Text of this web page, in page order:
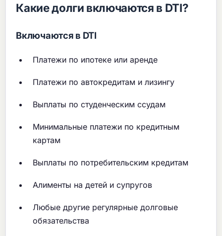
Какие долги включаются в DTI?
Включаются в DTI
Платежи по ипотеке или аренде
Платежи по автокредитам и лизингу
Выплаты по студенческим ссудам
Минимальные платежи по кредитным
картам
Выплаты по потребительским кредитам
Алименты на детей и супругов
Любые другие регулярные долговые
обязательства